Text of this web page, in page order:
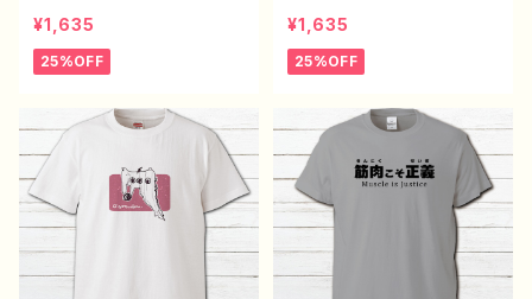
ス 面白Tシャツ イラス
ト ゆるかわ 可愛い グ
レー モンスター クリー
的 おすすめ 人気 イラ
ストレーター クリエイタ
ー 絵師 オリジナル デ
ザイン グッズ 半袖シャ
ツ デザイン コラボ ネ
タTシャツ タイトル：【月蝕
ざっか店／DailiMoon】名
状しがたいなにか 作：白
¥1,635
25%OFF
ス 面白Tシャツ イラス
ト ゆるかわ 可愛い グ
レー 動物 魚 モンスタ
ル 個性的 おすすめ 人
気 イラストレーター クリ
エイター 絵師 オリジナ
ル デザイン グッズ
白 半袖シャツ デザイ
タイトル：【月蝕ざっか店／D
ailiMoon】ゆるいおさか
¥1,635
25%OFF